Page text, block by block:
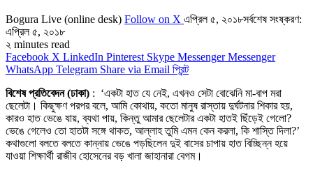
Bogura Live (online desk) Follow on X এপ্রিল ৫, ২০১৮সর্বশেষ সংষ্করণ:
এপ্রিল ৫, ২০১৮
২ minutes read
Facebook X LinkedIn Pinterest Skype Messenger Messenger
WhatsApp Telegram Share via Email প্রিন্ট
বিশেষ প্রতিবেদন (ঢাকা) : ‘একটা হাত যে নেই, এখনও সেটা বোঝেনি মা-বাপ মরা
ছেলেটা। কিছুক্ষণ পরপর বলে, আমি কোথায়, কতো মানুষ রাস্তায় দুর্ঘটনার শিকার হয়,
কারও হাত ভেঙে যায়, ব্যথা পায়, কিন্তু আমার ছেলেটার একটা হাতই ছিঁড়েই গেলো?
ভেঙে গেলেও তো হাতটা সঙ্গে থাকত, আল্লাহ তুমি এমন কেন করলা, কি শাস্তি দিলা?’
কথাগুলো বলতে বলতে কান্নায় ভেঙে পড়ছিলেন দুই বাসের চাপায় হাত বিচ্ছিন্ন হয়ে
যাওয়া শিক্ষার্থী রাজীব হোসেনের বড় খালা জাহানারা বেগম।